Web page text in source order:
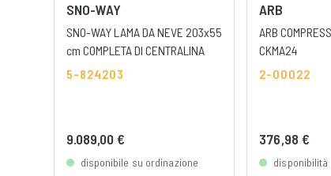
SNO-WAY
SNO-WAY LAMA DA NEVE 203x55
cm COMPLETA DI CENTRALINA
5-824203
9.089,00 €
disponibile su ordinazione
ARB
ARB
CKMA24
2-00022
376,98 €
disponibilità